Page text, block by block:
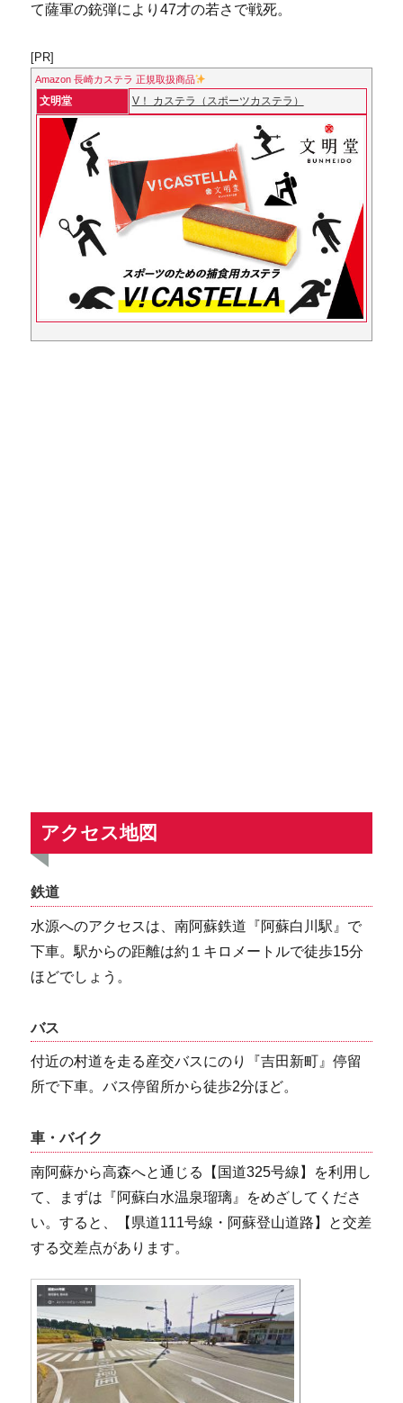
て薩軍の銃弾により47才の若さで戦死。
[PR]
Amazon 長崎カステラ 正規取扱商品
文明堂 V！ カステラ（スポーツカステラ）
アクセス地図
鉄道
水源へのアクセスは、南阿蘇鉄道『阿蘇白川駅』で
下車。駅からの距離は約１キロメートルで徒歩15分
ほどでしょう。
バス
付近の村道を走る産交バスにのり『吉田新町』停留
所で下車。バス停留所から徒歩2分ほど。
車・バイク
南阿蘇から高森へと通じる【国道325号線】を利用し
て、まずは『阿蘇白水温泉瑠璃』をめざしてくださ
い。すると、【県道111号線・阿蘇登山道路】と交差
する交差点があります。